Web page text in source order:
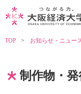
TOP お知らせ・ニュー
制作物・